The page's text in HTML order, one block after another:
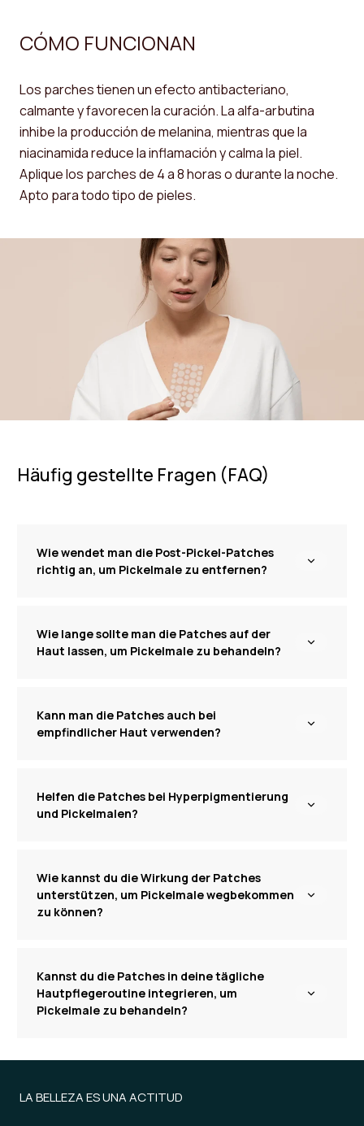
CÓMO FUNCIONAN
Los parches tienen un efecto antibacteriano,
calmante y favorecen la curación. La alfa-arbutina
inhibe la producción de melanina, mientras que la
niacinamida reduce la inflamación y calma la piel.
Aplique los parches de 4 a 8 horas o durante la noche.
Apto para todo tipo de pieles.
Häufig gestellte Fragen (FAQ)
Wie wendet man die Post-Pickel-Patches
richtig an, um Pickelmale zu entfernen?
Wie lange sollte man die Patches auf der
Haut lassen, um Pickelmale zu behandeln?
Kann man die Patches auch bei
empfindlicher Haut verwenden?
Helfen die Patches bei Hyperpigmentierung
und Pickelmalen?
Wie kannst du die Wirkung der Patches
unterstützen, um Pickelmale wegbekommen
zu können?
Kannst du die Patches in deine tägliche
Hautpflegeroutine integrieren, um
Pickelmale zu behandeln?
LA BELLEZA ES UNA ACTITUD